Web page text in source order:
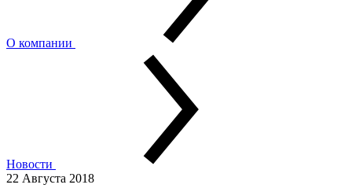
О компании
Новости
22 Августа 2018